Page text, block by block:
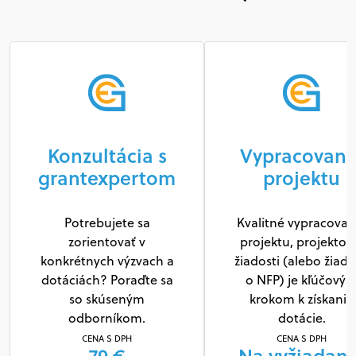
Konzultácia s
grantexpertom
Potrebujete sa
zorientovať v
konkrétnych výzvach a
dotáciách? Poraďte sa
so skúseným
odborníkom.
CENA S DPH
projektu
Kvalitné
projektu,
žiadosti (alebo
o NFP) je
krokom k získaniu
dotácie.
CENA S DPH